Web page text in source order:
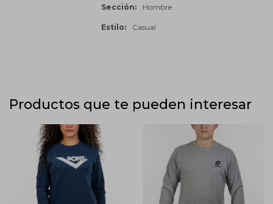
Sección Hombre
Estilo Casual
Productos que te pueden interesar